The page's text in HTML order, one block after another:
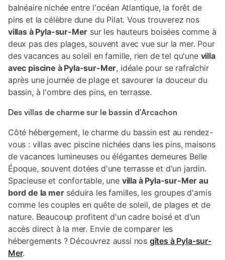
balnéaire nichée entre l'océan Atlantique, la forêt de
pins et la célèbre dune du Pilat. Vous trouverez nos
villas à Pyla-sur-Mer sur les hauteurs boisées comme à
deux pas des plages, souvent avec vue sur la mer. Pour
des vacances au soleil en famille, rien de tel qu'une villa
avec piscine à Pyla-sur-Mer, idéale pour se rafraîchir
après une journée de plage et savourer la douceur du
bassin, à l'ombre des pins, en terrasse.
Des villas de charme sur le bassin d'Arcachon
Côté hébergement, le charme du bassin est au rendez-
vous : villas avec piscine nichées dans les pins, maisons
de vacances lumineuses ou élégantes demeures Belle
Époque, souvent dotées d'une terrasse et d'un jardin.
Spacieuse et confortable, une villa à Pyla-sur-Mer au
bord de la merséduira les familles, les groupes d'amis
comme les couples en quête de soleil, de plages et de
nature. Beaucoup profitent d'un cadre boisé et d'un
accès direct à la mer. Envie de comparer les
hébergements ? Découvrez aussi nos gîtes à Pyla-sur-
Mer.